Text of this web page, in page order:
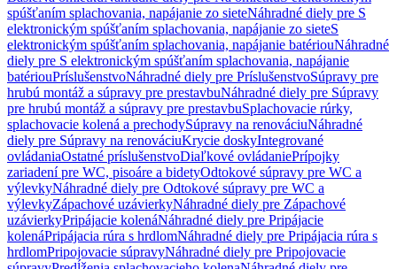
spúšťaním splachovania, napájanie zo sieteNáhradné diely pre S
elektronickým spúšťaním splachovania, napájanie zo sieteS
elektronickým spúšťaním splachovania, napájanie batériouNáhradné
diely pre S elektronickým spúšťaním splachovania, napájanie
batériouPríslušenstvoNáhradné diely pre PríslušenstvoSúpravy pre
hrubú montáž a súpravy pre prestavbuNáhradné diely pre Súpravy
pre hrubú montáž a súpravy pre prestavbuSplachovacie rúrky,
splachovacie kolená a prechodySúpravy na renováciuNáhradné
diely pre Súpravy na renováciuKrycie doskyIntegrované
ovládaniaOstatné príslušenstvoDiaľkové ovládaniePrípojky
zariadení pre WC, pisoáre a bidetyOdtokové súpravy pre WC a
výlevkyNáhradné diely pre Odtokové súpravy pre WC a
výlevkyZápachové uzávierkyNáhradné diely pre Zápachové
uzávierkyPripájacie kolenáNáhradné diely pre Pripájacie
kolenáPripájacia rúra s hrdlomNáhradné diely pre Pripájacia rúra s
hrdlomPripojovacie súpravyNáhradné diely pre Pripojovacie